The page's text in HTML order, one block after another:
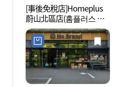
[事後免稅店]Homeplus
蔚山北區店(홈플러스 울
산북구점)